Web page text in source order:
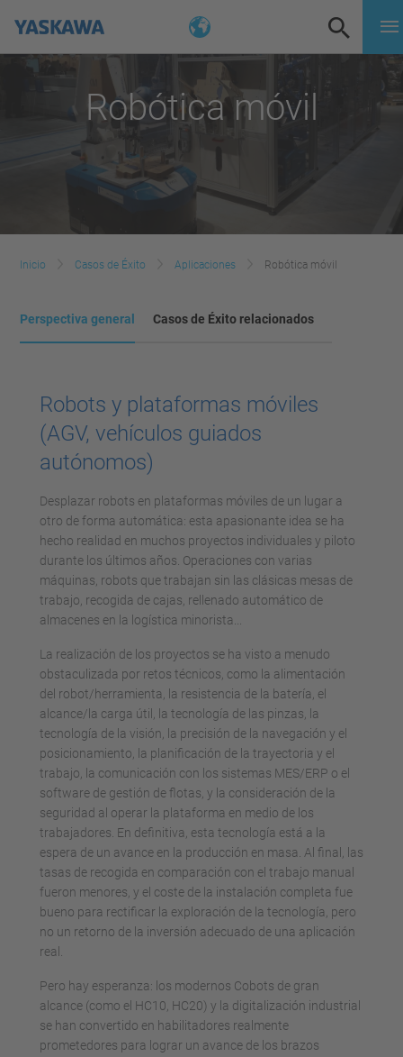
Robótica móvil
Inicio Casos de Éxito Aplicaciones Robótica móvil
Perspectiva general Casos de Éxito relacionados
Robots y plataformas móviles
(AGV, vehículos guiados
autónomos)
Desplazar robots en plataformas móviles de un lugar a
otro de forma automática: esta apasionante idea se ha
hecho realidad en muchos proyectos individuales y piloto
durante los últimos años. Operaciones con varias
máquinas, robots que trabajan sin las clásicas mesas de
trabajo, recogida de cajas, rellenado automático de
almacenes en la logística minorista...
La realización de los proyectos se ha visto a menudo
obstaculizada por retos técnicos, como la alimentación
del robot/herramienta, la resistencia de la batería, el
alcance/la carga útil, la tecnología de las pinzas, la
tecnología de la visión, la precisión de la navegación y el
posicionamiento, la planificación de la trayectoria y el
trabajo, la comunicación con los sistemas MES/ERP o el
software de gestión de flotas, y la consideración de la
seguridad al operar la plataforma en medio de los
trabajadores. En definitiva, esta tecnología está a la
espera de un avance en la producción en masa. Al final, las
tasas de recogida en comparación con el trabajo manual
fueron menores, y el coste de la instalación completa fue
bueno para rectificar la exploración de la tecnología, pero
no un retorno de la inversión adecuado de una aplicación
real.
Pero hay esperanza: los modernos Cobots de gran
alcance (como el HC10, HC20) y la digitalización industrial
se han convertido en habilitadores realmente
prometedores para lograr un avance de los brazos